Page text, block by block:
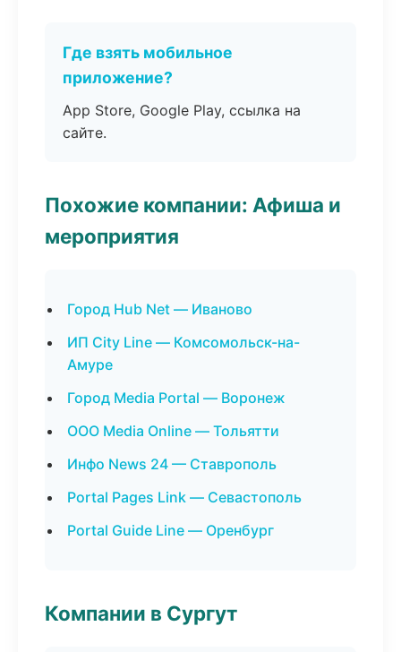
Где взять мобильное
приложение?
App Store, Google Play, ссылка на
сайте.
Похожие компании: Афиша и
мероприятия
Город Hub Net — Иваново
ИП City Line — Комсомольск-на-
Амуре
Город Media Portal — Воронеж
ООО Media Online — Тольятти
Инфо News 24 — Ставрополь
Portal Pages Link — Севастополь
Portal Guide Line — Оренбург
Компании в Сургут